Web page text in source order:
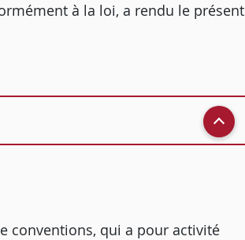
à la loi, a rendu le présent
conventions, qui a pour activité